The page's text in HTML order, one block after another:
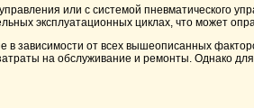
или с системой пневматического
эксплуатационных циклах, что может
от всех вышеописанных
на обслуживание и ремонты. Однако